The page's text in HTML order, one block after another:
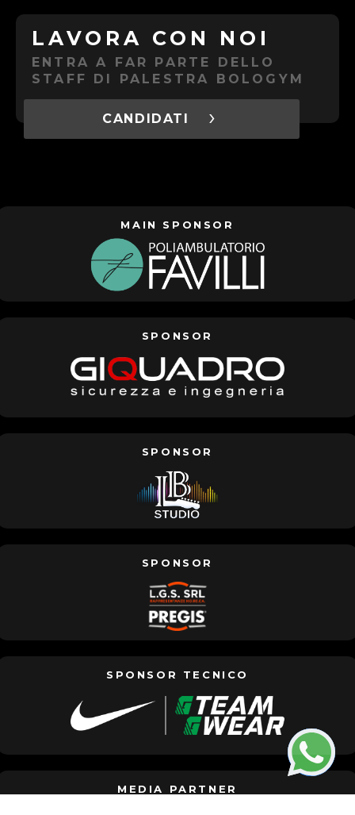
LAVORA CON NOI
ENTRA A FAR PARTE DELLO
STAFF DI PALESTRA BOLOGYM
CANDIDATI
MAIN SPONSOR
SPONSOR
SPONSOR
SPONSOR
SPONSOR TECNICO
MEDIA PARTNER